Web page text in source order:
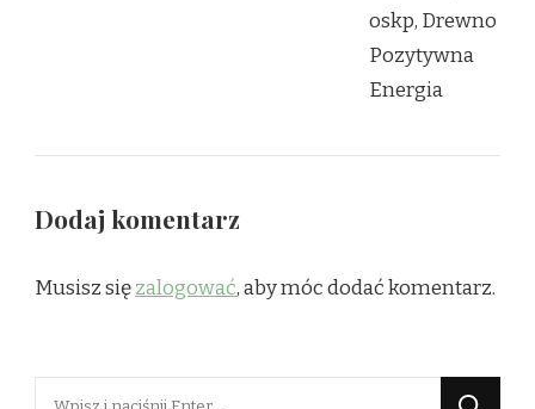
Dodaj komentarz
Musisz sięzalogować, aby móc dodać komentarz.